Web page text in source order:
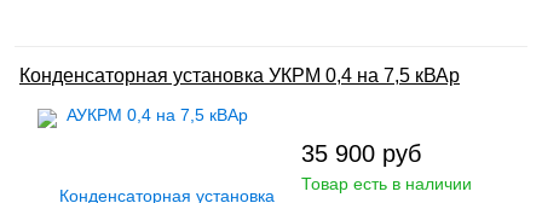
Конденсаторная установка УКРМ 0,4 на 7,5 кВАр
35 900 руб
Товар есть в наличии